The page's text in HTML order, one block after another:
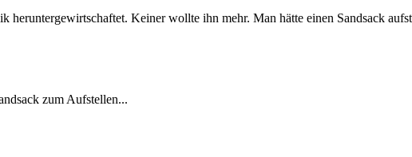
Keiner wollte ihn mehr. Man hätte einen Sandsack
zum Aufstellen...